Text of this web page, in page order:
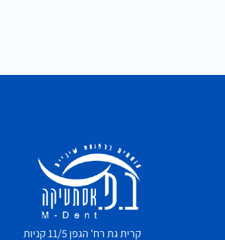
קרית גת רח' הגפן 11/5 קניות